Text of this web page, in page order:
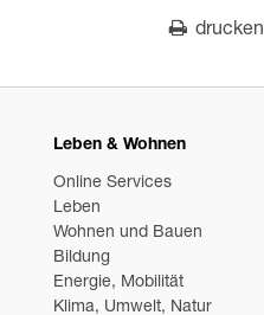
drucken
Leben & Wohnen
Online Services
Leben
Wohnen und Bauen
Bildung
Energie, Mobilität
Klima, Umwelt, Natur